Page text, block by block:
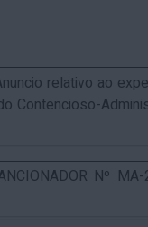
relativo ao
Contencioso-
Nº